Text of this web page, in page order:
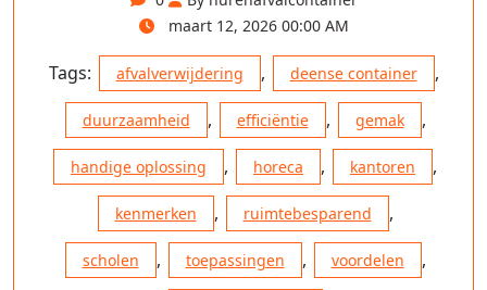
maart 12, 2026 00:00 AM
Tags: afvalverwijdering , deense container ,
duurzaamheid , efficiëntie , gemak ,
handige oplossing , horeca , kantoren ,
kenmerken , ruimtebesparend ,
scholen , toepassingen , voordelen ,